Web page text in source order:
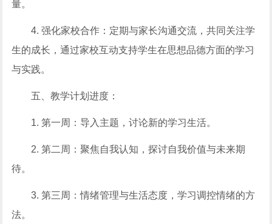
量。
4. 强化家校合作：定期与家长沟通交流，共同关注学
生的成长，通过家校互动支持学生在思想品德方面的学习
与实践。
五、教学计划进度：
1. 第一周：导入主题，讨论新的学习生活。
2. 第二周：聚焦自我认知，探讨自我价值与未来期
待。
3. 第三周：情绪管理与生活态度，学习调控情绪的方
法。